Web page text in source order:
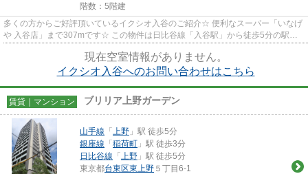
階数：5階建
多くの方からご好評頂いているイクシオ入谷のご紹介☆ 便利なスーパー「いなげ
や 入谷店」まで307mです☆ この物件は日比谷線「入谷駅」から徒歩5分の駅近
現在空室情報がありません。
イクシオ入谷へのお問い合わせはこちら
賃貸｜マンション ブリリア上野ガーデン
山手線 「 上野 」駅 徒歩5分
銀座線 「 稲荷町 」駅 徒歩3分
日比谷線 「 上野 」駅 徒歩5分
東京都台東区東上野 ５丁目6-1